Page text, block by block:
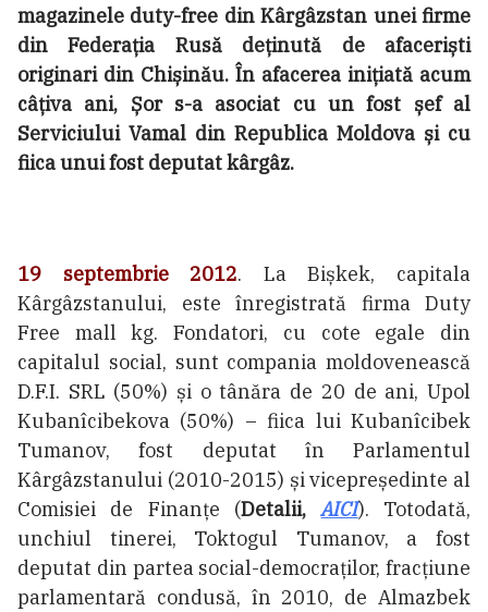
magazinele duty-free din Kârgâzstan unei firme
din Federația Rusă deținută de afaceriști
originari din Chișinău. În afacerea inițiată acum
câțiva ani, Șor s-a asociat cu un fost șef al
Serviciului Vamal din Republica Moldova și cu
fiica unui fost deputat kârgâz.
19 septembrie 2012. La Bișkek, capitala
Kârgâzstanului, este înregistrată firma Duty
Free mall kg. Fondatori, cu cote egale din
capitalul social, sunt compania moldovenească
D.F.I. SRL (50%) și o tânăra de 20 de ani, Upol
Kubanîcibekova (50%) – fiica lui Kubanîcibek
Tumanov, fost deputat în Parlamentul
Kârgâzstanului (2010-2015) și vicepreședinte al
Comisiei de Finanțe (Detalii,AICI). Totodată,
unchiul tinerei, Toktogul Tumanov, a fost
deputat din partea social-democraților, fracțiune
parlamentară condusă, în 2010, de Almazbek